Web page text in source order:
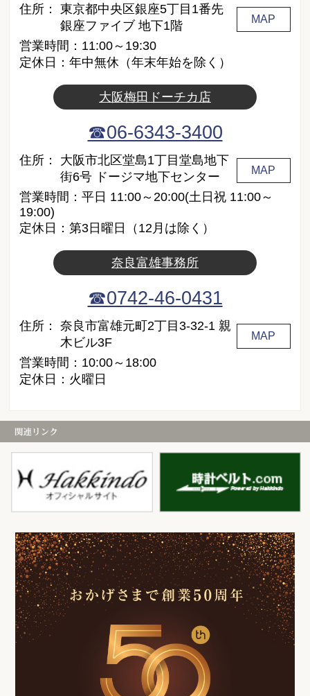
住所：
東京都中央区銀座5丁目1番先
銀座ファイブ 地下1階
MAP
営業時間：11:00～19:30
定休日：年中無休（年末年始を除く）
大阪梅田ドーチカ店
☎06-6343-3400
住所：
大阪市北区堂島1丁目堂島地下
街6号 ドージマ地下センター
MAP
営業時間：平日 11:00～20:00(土日祝 11:00～
19:00)
定休日：第3日曜日（12月は除く）
奈良富雄事務所
☎0742-46-0431
住所：
奈良市富雄元町2丁目3-32-1 親
木ビル3F
MAP
営業時間：10:00～18:00
定休日：火曜日
お